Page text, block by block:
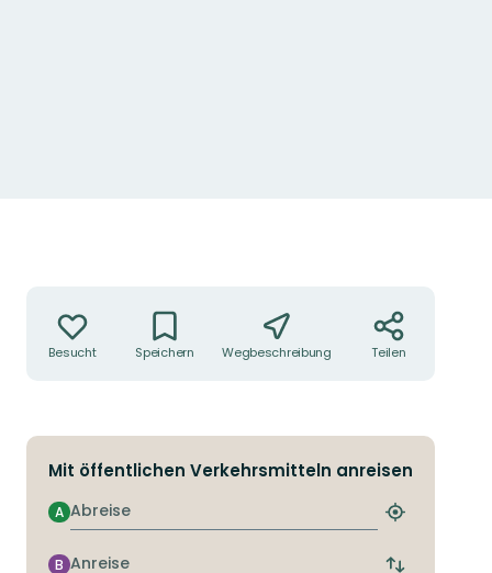
Besucht Speichern Wegbeschreibung Teilen
Mit öffentlichen Verkehrsmitteln anreisen
Abreise
A
finden
Anreise
B